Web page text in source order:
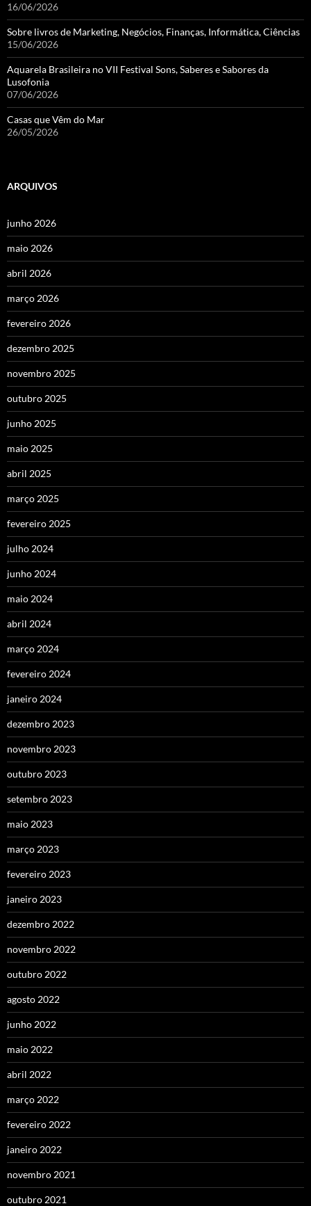
16/06/2026
Sobre livros de Marketing, Negócios, Finanças, Informática, Ciências
15/06/2026
Aquarela Brasileira no VII Festival Sons, Saberes e Sabores da
Lusofonia
07/06/2026
Casas que Vêm do Mar
26/05/2026
ARQUIVOS
junho 2026
maio 2026
abril 2026
março 2026
fevereiro 2026
dezembro 2025
novembro 2025
outubro 2025
junho 2025
maio 2025
abril 2025
março 2025
fevereiro 2025
julho 2024
junho 2024
maio 2024
abril 2024
março 2024
fevereiro 2024
janeiro 2024
dezembro 2023
novembro 2023
outubro 2023
setembro 2023
maio 2023
março 2023
fevereiro 2023
janeiro 2023
dezembro 2022
novembro 2022
outubro 2022
agosto 2022
junho 2022
maio 2022
abril 2022
março 2022
fevereiro 2022
janeiro 2022
novembro 2021
outubro 2021